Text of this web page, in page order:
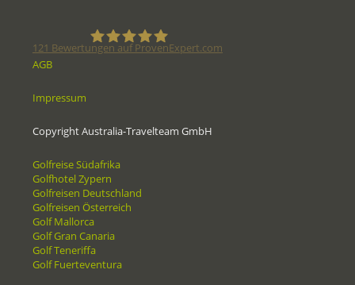
Spezialisten
121 Bewertungen auf ProvenExpert.com
AGB
Impressum
Copyright Australia-Travelteam GmbH
Golfreise Südafrika
Golfhotel Zypern
Golfreisen Deutschland
Golfreisen Österreich
Golf Mallorca
Golf Gran Canaria
Golf Teneriffa
Golf Fuerteventura